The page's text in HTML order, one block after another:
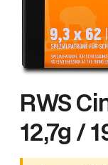
RWS
12,7g /